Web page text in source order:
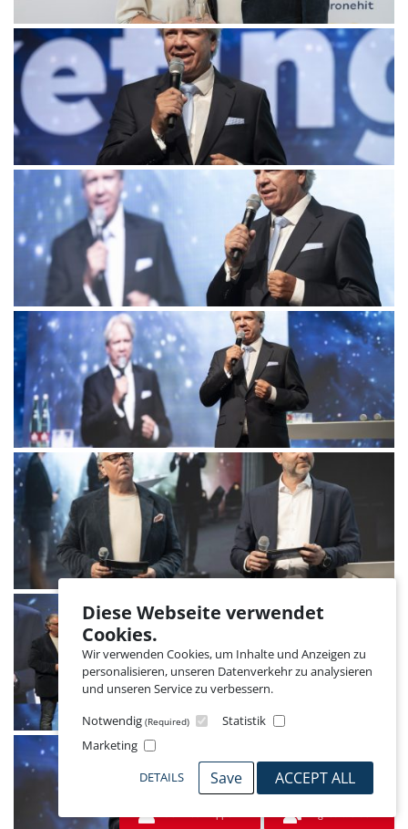
Diese Webseite verwendet
Cookies.
Wir verwenden Cookies, um Inhalte und Anzeigen zu
personalisieren, unseren Datenverkehr zu analysieren
und unseren Service zu verbessern.
Notwendig (Required)
Statistik
Marketing
DETAILS
Save ACCEPT ALL